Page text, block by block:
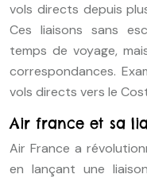
vols directs depuis
Ces liaisons sans
temps de voyage,
correspondances.
vols directs vers le
Air france et sa
Air France a
en lançant une